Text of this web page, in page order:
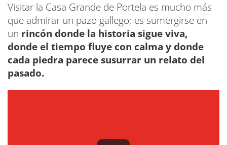
Visitar la Casa Grande de Portela es mucho más
que admirar un pazo gallego; es sumergirse en
un rincón donde la historia sigue viva,
donde el tiempo fluye con calma y donde
cada piedra parece susurrar un relato del
pasado.